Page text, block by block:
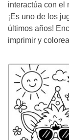
interactúa con el
¡Es uno de los
últimos años!
imprimir y